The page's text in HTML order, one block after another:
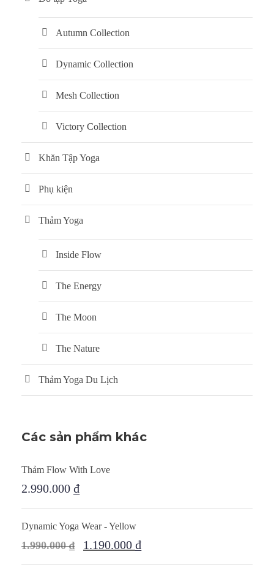
Autumn Collection
Dynamic Collection
Mesh Collection
Victory Collection
Khăn Tập Yoga
Phụ kiện
Thảm Yoga
Inside Flow
The Energy
The Moon
The Nature
Thảm Yoga Du Lịch
Các sản phẩm khác
Thảm Flow With Love
2.990.000 ₫
Dynamic Yoga Wear - Yellow
1.990.000₫ 1.190.000 ₫